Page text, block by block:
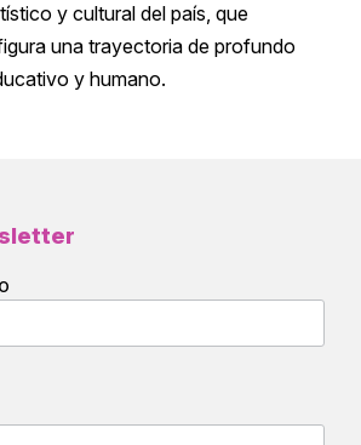
y cultural del país, que
una trayectoria de profundo
y humano.